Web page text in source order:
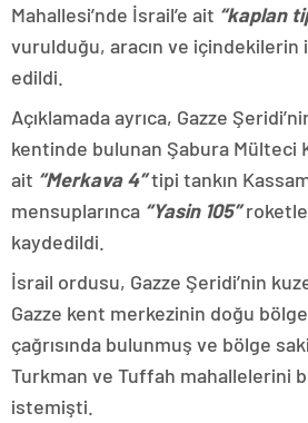
Mahallesi’nde İsrail’e ait “kaplan
vurulduğu, aracın ve içindekilerin
edildi.
Açıklamada ayrıca, Gazze
kentinde bulunan Şabura Mülteci
ait “Merkava 4”tipi tankın
mensuplarınca “Yasin 105”
kaydedildi.
İsrail ordusu, Gazze Şeridi’nin
Gazze kent merkezinin doğu
çağrısında bulunmuş ve bölge
Turkman ve Tuffah mahallelerini
istemişti.